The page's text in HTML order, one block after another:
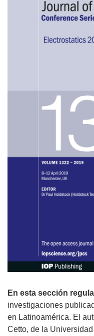
En esta sección
investigaciones
en Latinoamérica. El
Cetto, de la Universidad